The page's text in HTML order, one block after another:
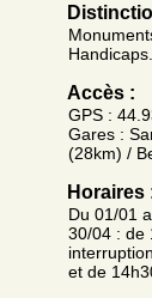
Handicaps.
Accès :
GPS :
Gares :
(28km) /
Horaires
Du 01/01
30/04 : de
et de